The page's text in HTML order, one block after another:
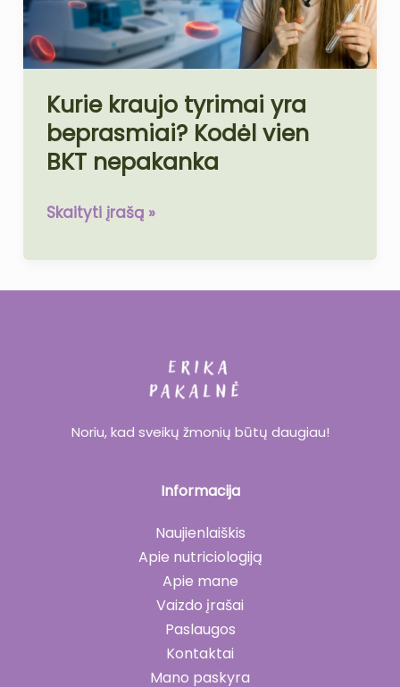
Kurie kraujo tyrimai yra
beprasmiai? Kodėl vien
BKT nepakanka
Kodėl
vien
BKT
Skaityti įrašą »
Noriu, kad sveikų žmonių būtų daugiau!
Informacija
Naujienlaiškis
Apie nutriciologiją
Apie mane
Vaizdo įrašai
Paslaugos
Kontaktai
Mano paskyra